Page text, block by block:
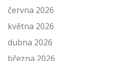
června 2026
května 2026
dubna 2026
března 2026